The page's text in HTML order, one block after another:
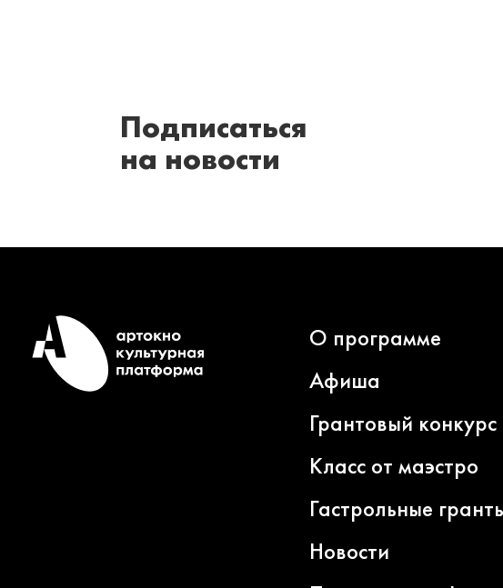
Подписаться
на новости
О программе
Афиша
Грантовый конкурс
Класс от маэстро
Гастрольные
Новости